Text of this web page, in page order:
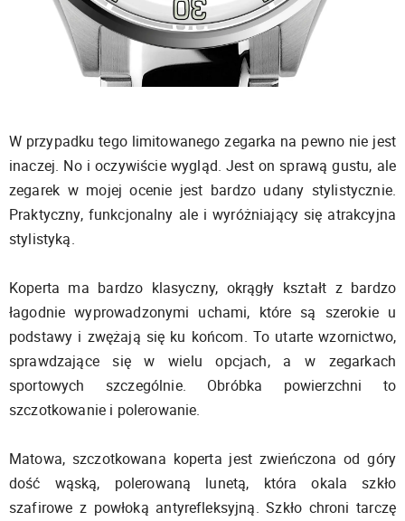
W przypadku tego limitowanego zegarka na pewno nie jest
inaczej. No i oczywiście wygląd. Jest on sprawą gustu, ale
zegarek w mojej ocenie jest bardzo udany stylistycznie.
Praktyczny, funkcjonalny ale i wyróżniający się atrakcyjna
stylistyką.
Koperta ma bardzo klasyczny, okrągły kształt z bardzo
łagodnie wyprowadzonymi uchami, które są szerokie u
podstawy i zwężają się ku końcom. To utarte wzornictwo,
sprawdzające się w wielu opcjach, a w zegarkach
sportowych szczególnie. Obróbka powierzchni to
szczotkowanie i polerowanie.
Matowa, szczotkowana koperta jest zwieńczona od góry
dość wąską, polerowaną lunetą, która okala szkło
szafirowe z powłoką antyrefleksyjną. Szkło chroni tarczę